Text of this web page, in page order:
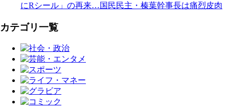
にRシール」の再来…国民民主・榛葉幹事長は痛烈皮肉
カテゴリ一覧